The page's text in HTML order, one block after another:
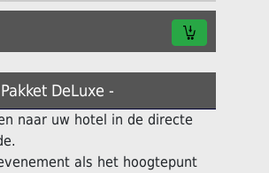
Pakket DeLuxe -
naar uw hotel in de directe
als het hoogtepunt